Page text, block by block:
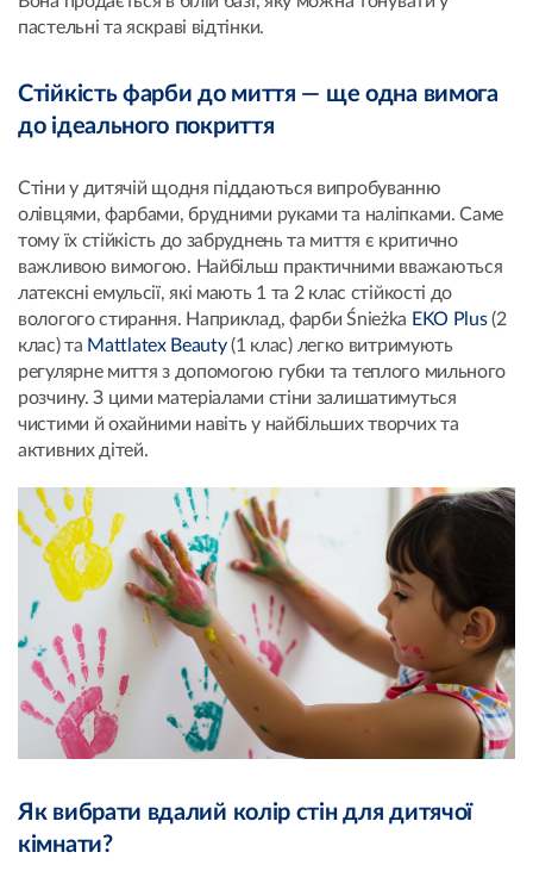
пастельні та яскраві відтінки.
Стійкість фарби до миття — ще одна вимога
до ідеального покриття
Стіни у дитячій щодня піддаються випробуванню
олівцями, фарбами, брудними руками та наліпками. Саме
тому їх стійкість до забруднень та миття є критично
важливою вимогою. Найбільш практичними вважаються
латексні емульсії, які мають 1 та 2 клас стійкості до
вологого стирання. Наприклад, фарби Śnieżka EKO Plus(2
клас) та Mattlatex Beauty(1 клас) легко витримують
регулярне миття з допомогою губки та теплого мильного
розчину. З цими матеріалами стіни залишатимуться
чистими й охайними навіть у найбільших творчих та
активних дітей.
Як вибрати вдалий колір стін для дитячої
кімнати?